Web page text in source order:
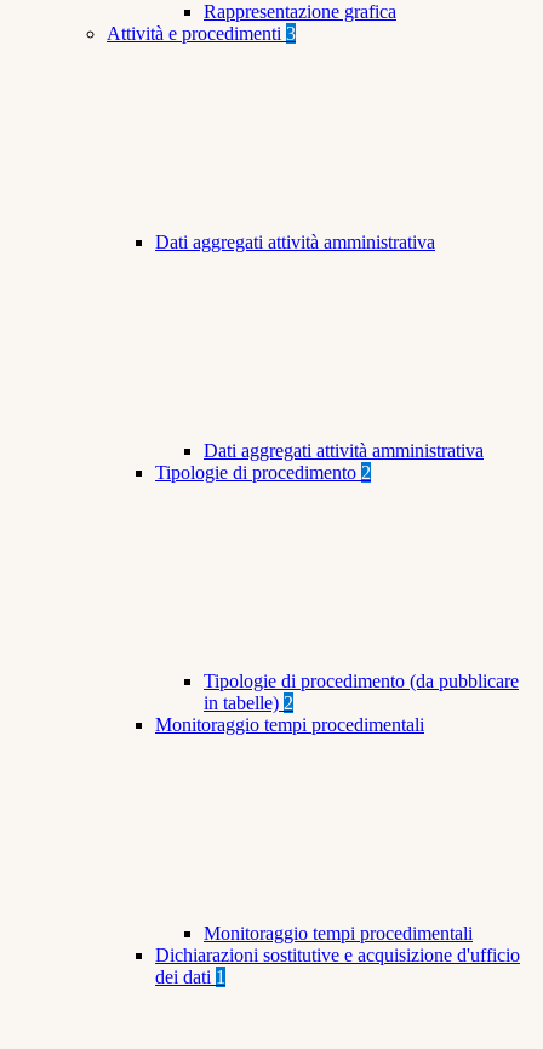
Rappresentazione grafica
Attività e procedimenti 3
Dati aggregati attività amministrativa
Dati aggregati attività amministrativa
Tipologie di procedimento 2
Tipologie di procedimento (da pubblicare
in tabelle) 2
Monitoraggio tempi procedimentali
Monitoraggio tempi procedimentali
Dichiarazioni sostitutive e acquisizione d'ufficio
dei dati 1